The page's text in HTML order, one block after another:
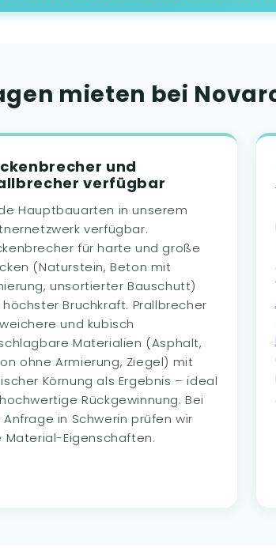
mieten bei
und
verfügbar
Hauptbauarten in unserem
verfügbar.
für harte und große
(Naturstein, Beton mit
unsortierter Bauschutt)
Bruchkraft. Prallbrecher
und kubisch
Materialien (Asphalt,
ohne Armierung, Ziegel) mit
Körnung als Ergebnis – ideal
Rückgewinnung. Bei
Anfrage in Schwerin prüfen wir
Material-Eigenschaften.